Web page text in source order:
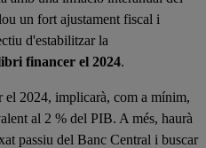
un fort ajustament fiscal i
d'estabilitzar la
financer el 2024.
2024, implicarà, com a mínim,
al 2 % del PIB. A més, haurà
passiu del Banc Central i buscar